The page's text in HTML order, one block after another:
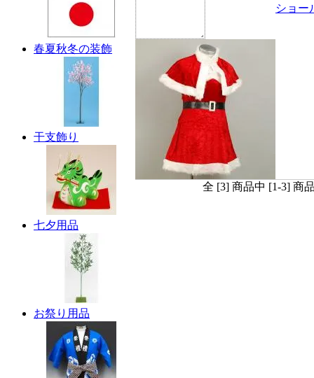
春夏秋冬の装飾
干支飾り
七夕用品
お祭り用品
ショー
全 [3] 商品中 [1-3] 商